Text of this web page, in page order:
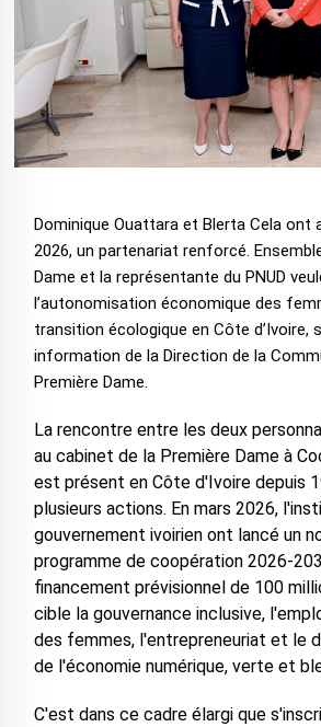
Dominique Ouattara et Blerta Cela ont
2026, un partenariat renforcé.
Dame et la représentante du PNUD
l’autonomisation économique des
transition écologique en Côte d’Ivoire,
information de la Direction de la
Première Dame.
La rencontre entre les deux
au cabinet de la Première Dame à
est présent en Côte d'Ivoire depuis
plusieurs actions. En mars 2026,
gouvernement ivoirien ont lancé un
programme de coopération 2026-
financement prévisionnel de 100
cible la gouvernance inclusive,
des femmes, l'entrepreneuriat et le
de l'économie numérique, verte et
C'est dans ce cadre élargi que